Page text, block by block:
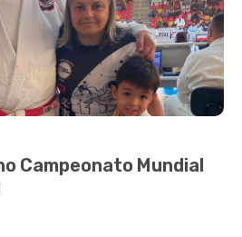
Campeonato Mundial